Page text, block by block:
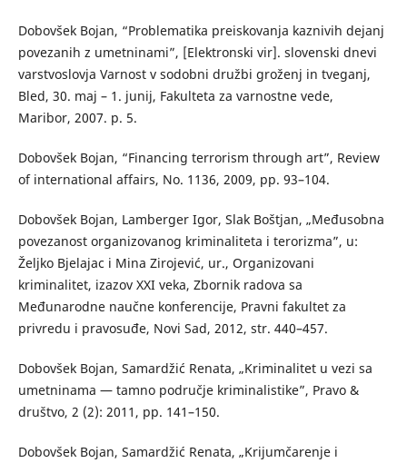
Dobovšek Bojan, “Problematika preiskovanja kaznivih dejanj
povezanih z umetninami”, [Elektronski vir]. slovenski dnevi
varstvoslovja Varnost v sodobni družbi groženj in tveganj,
Bled, 30. maj – 1. junij, Fakulteta za varnostne vede,
Maribor, 2007. p. 5.
Dobovšek Bojan, “Financing terrorism through art”, Review
of international affairs, No. 1136, 2009, pp. 93–104.
Dobovšek Bojan, Lamberger Igor, Slak Boštjan, „Međusobna
povezanost organizovanog kriminaliteta i terorizma”, u:
Željko Bjelajac i Mina Zirojević, ur., Organizovani
kriminalitet, izazov XXI veka, Zbornik radova sa
Međunarodne naučne konferencije, Pravni fakultet za
privredu i pravosuđe, Novi Sad, 2012, str. 440–457.
Dobovšek Bojan, Samardžić Renata, „Kriminalitet u vezi sa
umetninama ― tamno područje kriminalistike”, Pravo &
društvo, 2 (2): 2011, pp. 141–150.
Dobovšek Bojan, Samardžić Renata, „Krijumčarenje i